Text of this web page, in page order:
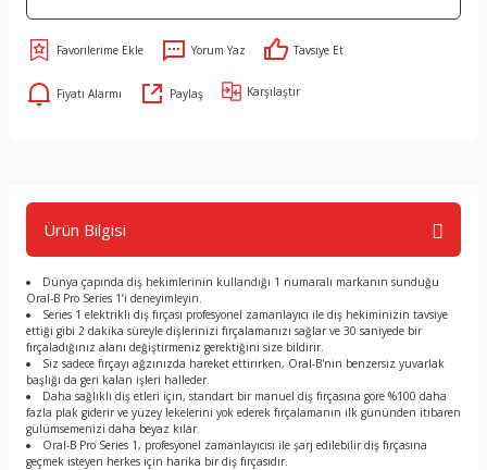
Yorum Yaz Tavsiye Et
Fiyatı Alarmı Paylaş Karşılaştır
Ürün Bilgisi
Dünya çapında diş hekimlerinin kullandığı 1 numaralı markanın sunduğu
Oral-B Pro Series 1’i deneyimleyin.
Series 1 elektrikli diş fırçası profesyonel zamanlayıcı ile diş hekiminizin tavsiye
ettiği gibi 2 dakika süreyle dişlerinizi fırçalamanızı sağlar ve 30 saniyede bir
fırçaladığınız alanı değiştirmeniz gerektiğini size bildirir.
Siz sadece fırçayı ağzınızda hareket ettirirken, Oral-B'nin benzersiz yuvarlak
başlığı da geri kalan işleri halleder.
Daha sağlıklı diş etleri için, standart bir manuel diş fırçasına göre %100 daha
fazla plak giderir ve yüzey lekelerini yok ederek fırçalamanın ilk gününden itibaren
gülümsemenizi daha beyaz kılar.
Oral-B Pro Series 1, profesyonel zamanlayıcısı ile şarj edilebilir diş fırçasına
geçmek isteyen herkes için harika bir diş fırçasıdır.